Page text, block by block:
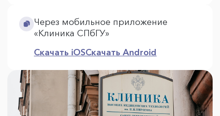
Через мобильное приложение
«Клиника СПбГУ»
Скачать iOSСкачать Android